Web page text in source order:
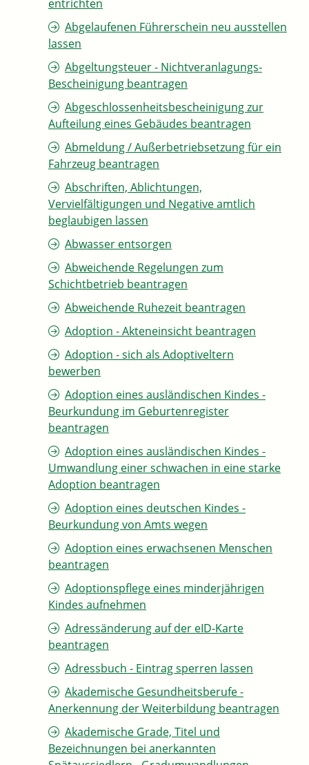
entrichten
Abgelaufenen Führerschein neu ausstellen
lassen
Abgeltungsteuer - Nichtveranlagungs-
Bescheinigung beantragen
Abgeschlossenheitsbescheinigung zur
Aufteilung eines Gebäudes beantragen
Abmeldung / Außerbetriebsetzung für ein
Fahrzeug beantragen
Abschriften, Ablichtungen,
Vervielfältigungen und Negative amtlich
beglaubigen lassen
Abwasser entsorgen
Abweichende Regelungen zum
Schichtbetrieb beantragen
Abweichende Ruhezeit beantragen
Adoption - Akteneinsicht beantragen
Adoption - sich als Adoptiveltern
bewerben
Adoption eines ausländischen Kindes -
Beurkundung im Geburtenregister
beantragen
Adoption eines ausländischen Kindes -
Umwandlung einer schwachen in eine starke
Adoption beantragen
Adoption eines deutschen Kindes -
Beurkundung von Amts wegen
Adoption eines erwachsenen Menschen
beantragen
Adoptionspflege eines minderjährigen
Kindes aufnehmen
Adressänderung auf der eID-Karte
beantragen
Adressbuch - Eintrag sperren lassen
Akademische Gesundheitsberufe -
Anerkennung der Weiterbildung beantragen
Akademische Grade, Titel und
Bezeichnungen bei anerkannten